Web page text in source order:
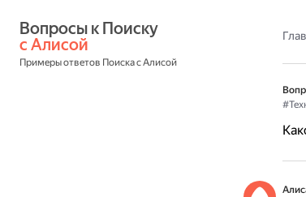
с Алисой
Примеры ответов Поиска с Алисой